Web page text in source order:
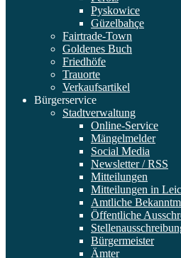
Pyskowice
Güzelbahçe
Fairtrade-Town
Goldenes Buch
Friedhöfe
Trauorte
Verkaufsartikel
Bürgerservice
Stadtverwaltung
Online-Service
Mängelmelder
Social Media
Newsletter / RSS
Mitteilungen
Mitteilungen in
Amtliche
Öffentliche
Bürgermeister
Ämter